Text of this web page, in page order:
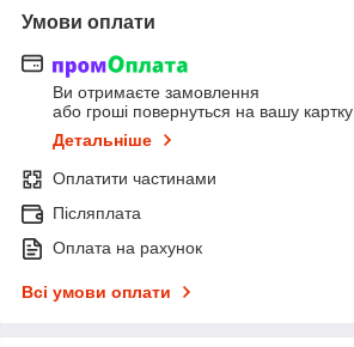
Умови оплати
Ви отримаєте замовлення
або гроші повернуться на вашу картку
Детальніше
Оплатити частинами
Післяплата
Оплата на рахунок
Всі умови оплати